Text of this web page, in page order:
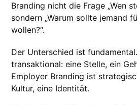
Branding nicht die Frage „Wen
sondern „Warum sollte jemand
wollen?“.
Der Unterschied ist
transaktional: eine Stelle, ein
Employer Branding ist
Kultur, eine Identität.